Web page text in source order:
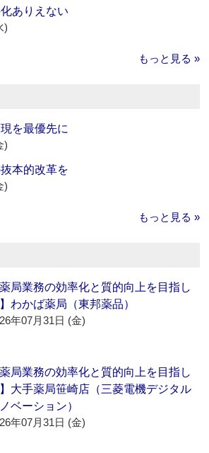
ありえない
)
もっと見る »
を最優先に
)
本的改革を
)
もっと見る »
薬局業務の効率化と質的向上を目指し
わかば薬局（東邦薬品）
年07月31日 (金)
薬局業務の効率化と質的向上を目指し
大手薬局笹崎店（三菱電機デジタル
ベーション）
年07月31日 (金)